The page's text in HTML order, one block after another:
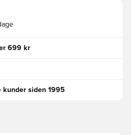
699 kr
siden 1995